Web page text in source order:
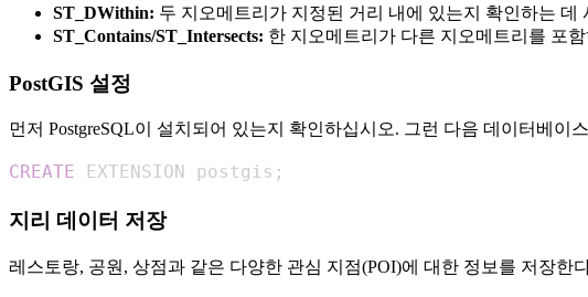
ST_DWithin: 두 지오메트리가 지정된 거리 내에 있는지 확인하는 데
ST_Contains/ST_Intersects: 한 지오메트리가 다른 지오메트리를 포
PostGIS 설정
먼저 PostgreSQL이 설치되어 있는지 확인하십시오. 그런 다음 데이터베이
CREATE EXTENSION postgis ;
지리 데이터 저장
레스토랑, 공원, 상점과 같은 다양한 관심 지점(POI)에 대한 정보를 저장한